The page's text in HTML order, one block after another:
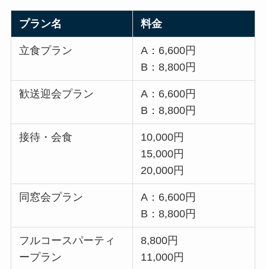
プラン名 料金
立食プラン
A：6,600円
B：8,800円
歓送迎会プラン
A：6,600円
B：8,800円
接待・会食
10,000円
15,000円
20,000円
同窓会プラン
A：6,600円
B：8,800円
フルコースパーティ
ープラン
8,800円
11,000円